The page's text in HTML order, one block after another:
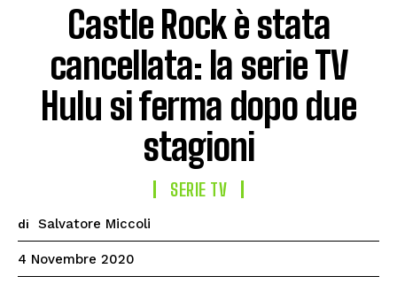
Castle Rock è stata
cancellata: la serie TV
Hulu si ferma dopo due
stagioni
SERIE TV
di Salvatore Miccoli
4 Novembre 2020